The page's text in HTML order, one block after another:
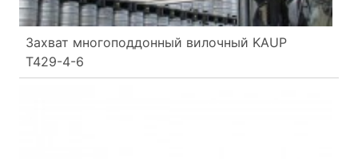
Захват многоподдонный вилочный KAUP
T429-4-6